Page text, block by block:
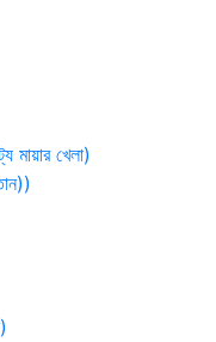
মায়ার খেলা)